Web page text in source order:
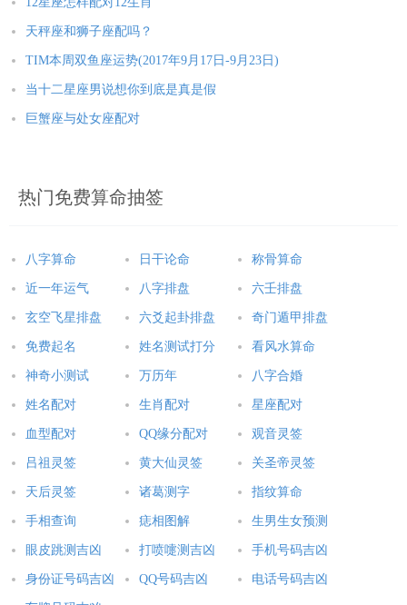
天秤座和狮子座配吗？
TIM本周双鱼座运势(2017年9月17日-9月23日)
当十二星座男说想你到底是真是假
巨蟹座与处女座配对
热门免费算命抽签
八字算命 日干论命 称骨算命
近一年运气 八字排盘 六壬排盘
玄空飞星排盘 六爻起卦排盘 奇门遁甲排盘
免费起名 姓名测试打分 看风水算命
神奇小测试 万历年 八字合婚
姓名配对 生肖配对 星座配对
血型配对 QQ缘分配对 观音灵签
吕祖灵签 黄大仙灵签 关圣帝灵签
天后灵签 诸葛测字 指纹算命
手相查询 痣相图解 生男生女预测
眼皮跳测吉凶 打喷嚏测吉凶 手机号码吉凶
身份证号码吉凶 QQ号码吉凶 电话号码吉凶